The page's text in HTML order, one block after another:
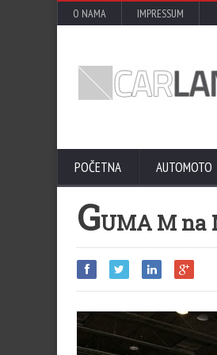
O NAMA IMPRESSUM
POČETNA AUTOMOTO
GUMA M na